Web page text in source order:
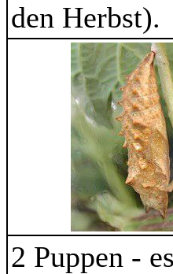
den Herbst).
2 Puppen -